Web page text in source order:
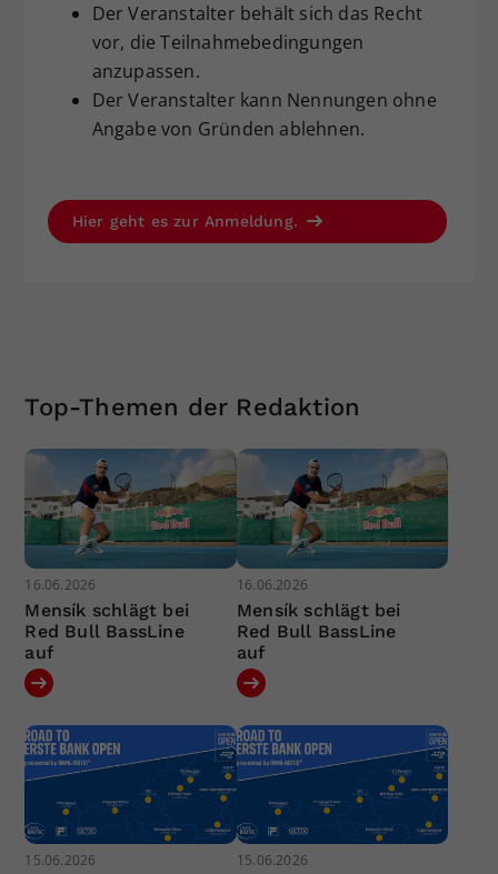
Der Veranstalter behält sich das Recht
vor, die Teilnahmebedingungen
anzupassen.
Der Veranstalter kann Nennungen ohne
Angabe von Gründen ablehnen.
Hier geht es zur Anmeldung.
Top-Themen der Redaktion
16.06.2026
Mensík schlägt bei
Red Bull BassLine
auf
16.06.2026
Mensík schlägt bei
Red Bull BassLine
auf
15.06.2026 15.06.2026